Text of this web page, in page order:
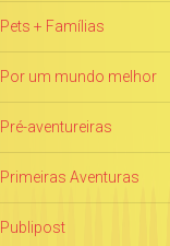
Pets + Famílias
Por um mundo melhor
Pré-aventureiras
Primeiras Aventuras
Publipost